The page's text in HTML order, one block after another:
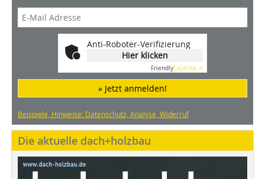
Anti-Roboter-Verifizierung
Hier klicken
FriendlyCaptcha ⇗
» Jetzt anmelden!
Beispiele, Hinweise: Datenschutz, Analyse, Widerruf
Die aktuelle dach+holzbau